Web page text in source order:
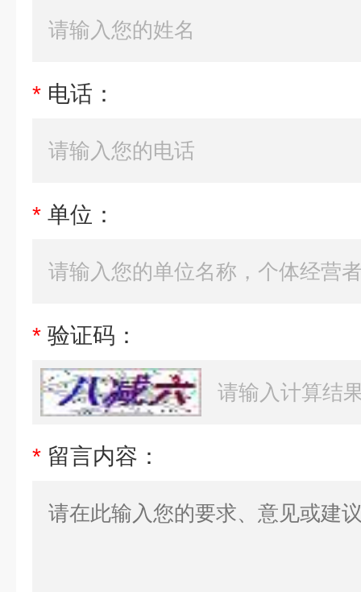
* 电话：
* 单位：
* 验证码：
* 留言内容：